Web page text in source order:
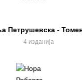
Петрушевска -
4 изданија